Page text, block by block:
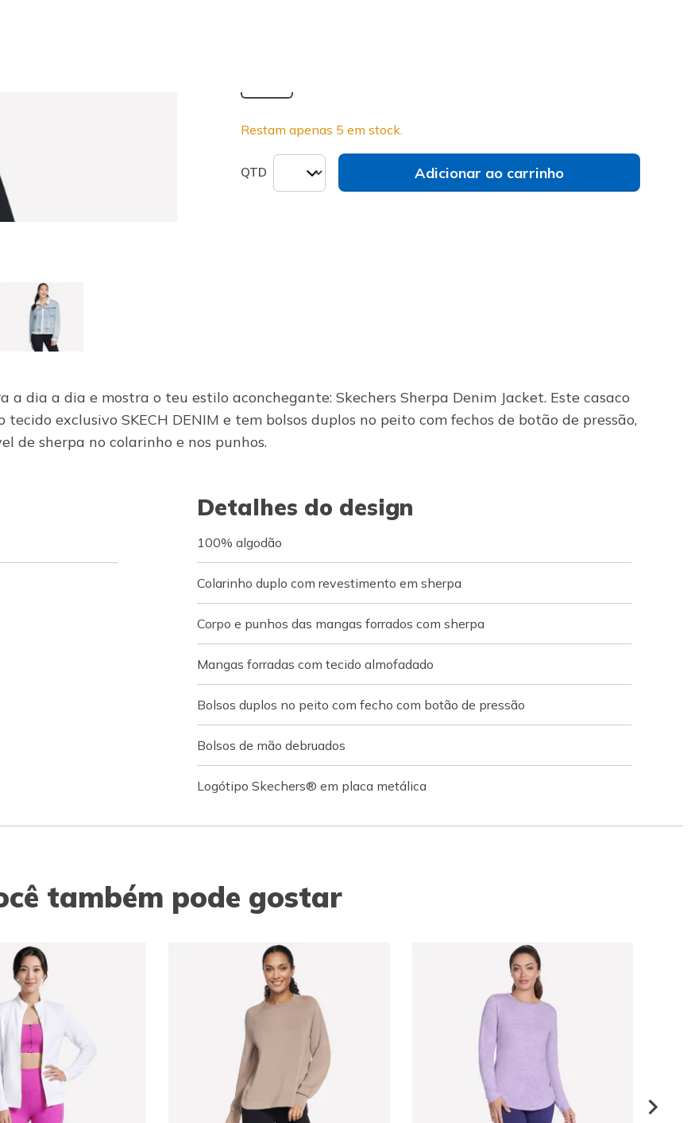
Restam apenas 5 em stock.
QTD Adicionar ao carrinho
dia a dia e mostra o teu estilo aconchegante: Skechers Sherpa Denim Jacket. Este casaco
exclusivo SKECH DENIM e tem bolsos duplos no peito com fechos de botão de pressão,
de sherpa no colarinho e nos punhos.
Detalhes do design
100% algodão
Colarinho duplo com revestimento em sherpa
Corpo e punhos das mangas forrados com sherpa
Mangas forradas com tecido almofadado
Bolsos duplos no peito com fecho com botão de pressão
Bolsos de mão debruados
Logótipo Skechers® em placa metálica
também pode gostar